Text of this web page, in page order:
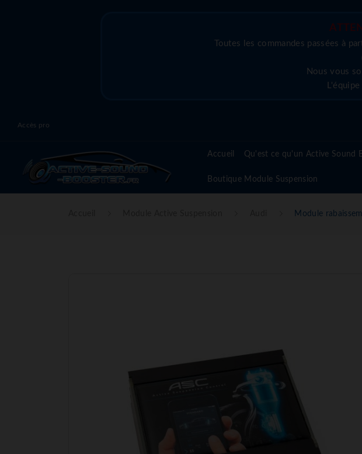
Toutes les commandes passées à
Nous vous
Accès pro
Accueil Qu'est ce qu'un Active Sound
Boutique Module Suspension
Module